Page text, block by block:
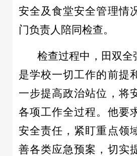
安全及食堂安全管理情
门负责人陪同检查。
检查过程中，田双全
是学校一切工作的前提
一步提高政治站位，将
各项工作全过程。他要
安全责任，紧盯重点领
善各类应急预案，切实